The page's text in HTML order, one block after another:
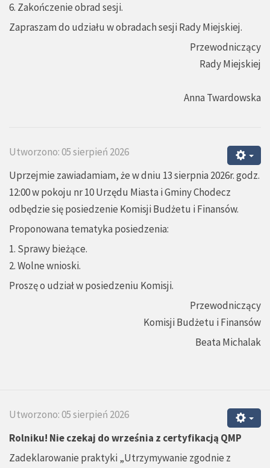
6. Zakończenie obrad sesji.
Zapraszam do udziału w obradach sesji Rady Miejskiej.
Przewodniczący
Rady Miejskiej
Anna Twardowska
Utworzono: 05 sierpień 2026
Uprzejmie zawiadamiam, że w dniu 13 sierpnia 2026r. godz.
12:00 w pokoju nr 10 Urzędu Miasta i Gminy Chodecz
odbędzie się posiedzenie Komisji Budżetu i Finansów.
Proponowana tematyka posiedzenia:
1. Sprawy bieżące.
2. Wolne wnioski.
Proszę o udział w posiedzeniu Komisji.
Przewodniczący
Komisji Budżetu i Finansów
Beata Michalak
Utworzono: 05 sierpień 2026
Rolniku! Nie czekaj do września z certyfikacją QMP
Zadeklarowanie praktyki „Utrzymywanie zgodnie z